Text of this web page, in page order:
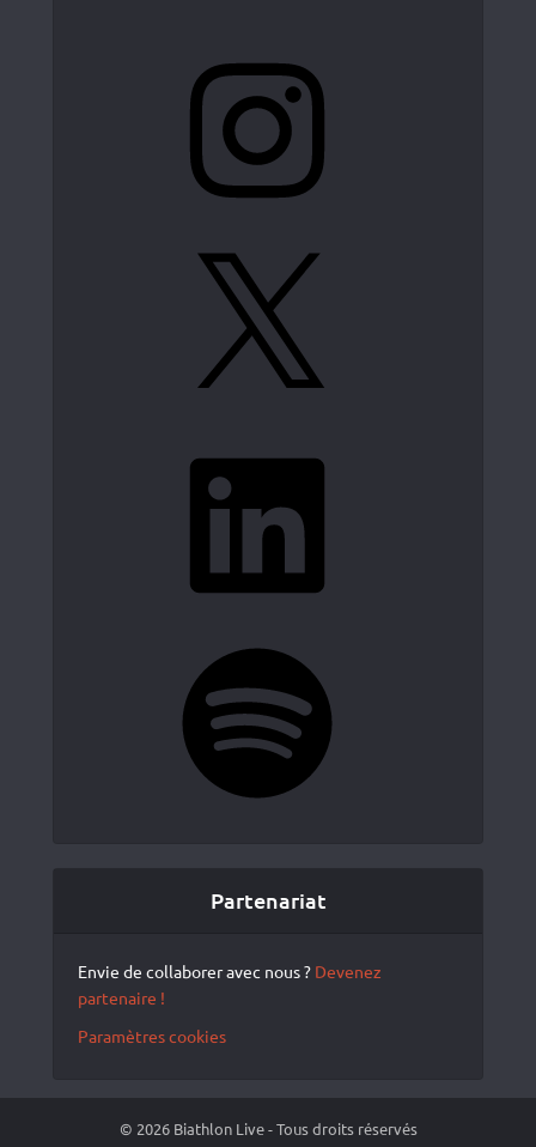
Partenariat
Envie de collaborer avec nous ? Devenez
partenaire !
Paramètres cookies
© 2026 Biathlon Live - Tous droits réservés